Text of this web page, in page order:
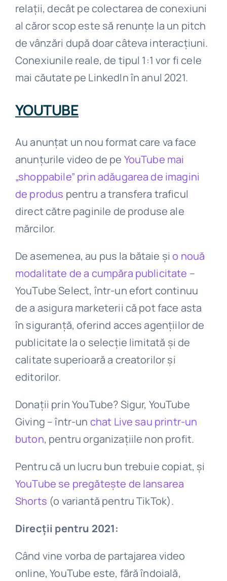
relații, decât pe colectarea de conexiuni
al căror scop este să renunțe la un pitch
de vânzări după doar câteva interacțiuni.
Conexiunile reale, de tipul 1:1 vor fi cele
mai căutate pe LinkedIn în anul 2021.
YOUTUBE
Au anunțat un nou format care va face
anunțurile video de pe YouTube mai
„shoppabile” prin adăugarea de imagini
de produs pentru a transfera traficul
direct către paginile de produse ale
mărcilor.
De asemenea, au pus la bătaie și o nouă
modalitate de a cumpăra publicitate –
YouTube Select, într-un efort continuu
de a asigura marketerii că pot face asta
în siguranță, oferind acces agențiilor de
publicitate la o selecție limitată și de
calitate superioară a creatorilor și
editorilor.
Donații prin YouTube? Sigur, YouTube
Giving – într-un chat Live sau printr-un
buton, pentru organizațiile non profit.
Pentru că un lucru bun trebuie copiat, și
YouTube se pregătește de lansarea
Shorts (o variantă pentru TikTok).
Direcții pentru 2021:
Când vine vorba de partajarea video
online, YouTube este, fără îndoială,